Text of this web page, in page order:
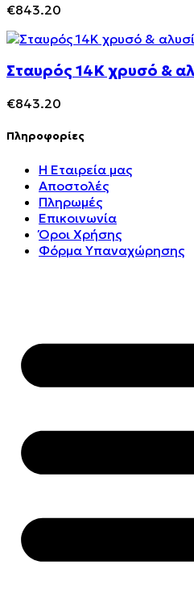
€843.20
Σταυρός 14Κ χρυσό &
€843.20
Πληροφορίες
Η Εταιρεία μας
Αποστολές
Πληρωμές
Επικοινωνία
Όροι Χρήσης
Φόρμα Υπαναχώρησης